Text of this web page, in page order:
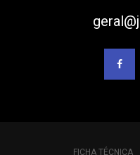
FICHA TÉCNICA